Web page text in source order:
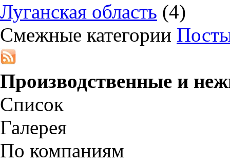
Луганская область (4)
Смежные категории
Производственные и
Список
Галерея
По компаниям